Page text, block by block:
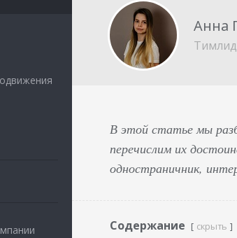
Анна
Тимлид
В этой статье мы
перечислим их
одностраничник,
Содержание скрыть